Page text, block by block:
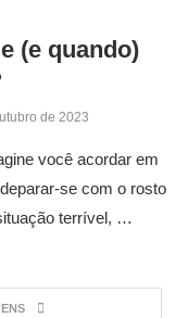
(e quando)
de 2023
você acordar em
se com o rosto
terrível, …